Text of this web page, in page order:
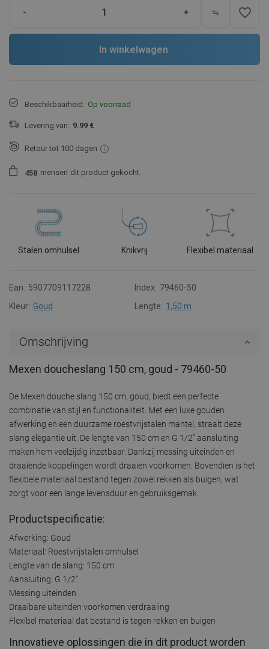
- + favorite_border
In winkelwagen
Beschikbaarheid: Op voorraad
Levering van: 9.99 €
Retour tot 100 dagen
458 mensen dit product gekocht.
Stalen omhulsel Knikvrij Flexibel materiaal
Ean: 5907709117228 Index: 79460-50
Kleur: Goud Lengte: 1,50 m
Omschrijving
Mexen doucheslang 150 cm, goud - 79460-50
De Mexen douche slang 150 cm, goud, biedt een perfecte
combinatie van stijl en functionaliteit. Met een luxe gouden
afwerking en een duurzame roestvrijstalen mantel, straalt deze
slang elegantie uit. De lengte van 150 cm en G 1/2" aansluiting
maken hem veelzijdig inzetbaar. Dankzij messing uiteinden en
draaiende koppelingen wordt draaien voorkomen. Bovendien is het
flexibele materiaal bestand tegen zowel rekken als buigen, wat
zorgt voor een lange levensduur en gebruiksgemak.
Productspecificatie:
Afwerking: Goud
Materiaal: Roestvrijstalen omhulsel
Lengte van de slang: 150 cm
Aansluiting: G 1/2"
Messing uiteinden
Draaibare uiteinden voorkomen verdraaiing
Flexibel materiaal dat bestand is tegen rekken en buigen
Innovatieve oplossingen die in dit product worden